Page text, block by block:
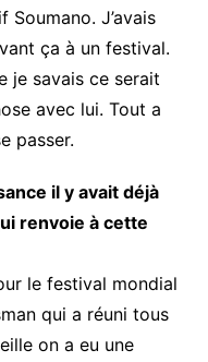
Soumano. J’avais
ça à un festival.
je savais ce serait
avec lui. Tout a
passer.
il y avait déjà
renvoie à cette
le festival mondial
qui a réuni tous
on a eu une